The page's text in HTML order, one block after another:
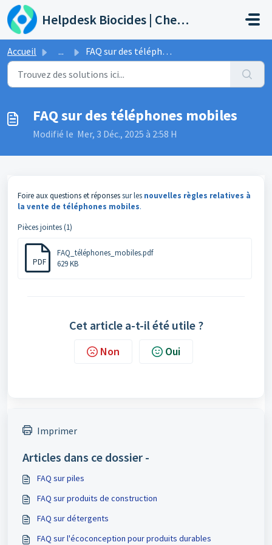
Passer au contenu principal
Helpdesk Biocides | Chemicals | Products
Accueil ... FAQ sur des téléphones mobiles
FAQ sur des téléphones mobiles
Modifié le Mer, 3 Déc., 2025 à 2:58 H
Foire aux questions et réponsessur les nouvelles règles relatives à
la vente de téléphones mobiles.
Pièces jointes (1)
PDF
FAQ_téléphones_mobiles.pdf
629 KB
Cet article a-t-il été utile ?
Non Oui
Imprimer
Articles dans ce dossier -
FAQ sur piles
FAQ sur produits de construction
FAQ sur détergents
FAQ sur l'écoconception pour produits durables